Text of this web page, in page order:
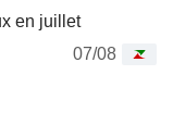
en juillet
07/08